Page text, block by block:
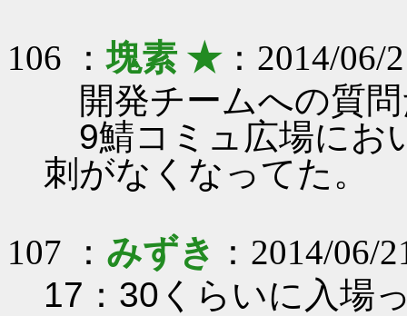
106 ：塊素 ★：2014/06/
開発チームへの質
9鯖コミュ広場にお
刺がなくなってた。
107 ： みずき ：2014/06/
17：30くらいに入場